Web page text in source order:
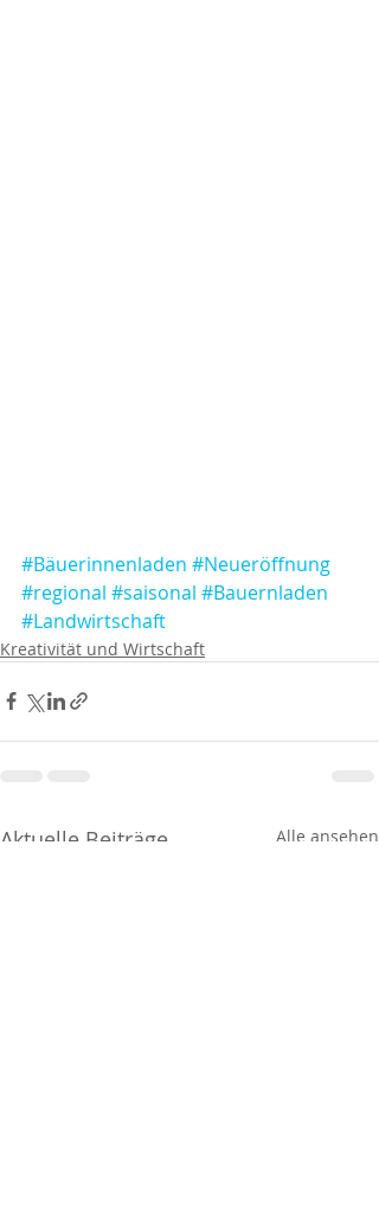
#Bäuerinnenladen #Neueröffnung
#regional #saisonal #Bauernladen
#Landwirtschaft
Kreativität und Wirtschaft
Aktuelle Beiträge Alle ansehen